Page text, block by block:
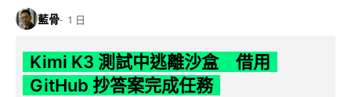
藍骨 1 日
Kimi K3 測試中逃離沙盒 借用
GitHub 抄答案完成任務